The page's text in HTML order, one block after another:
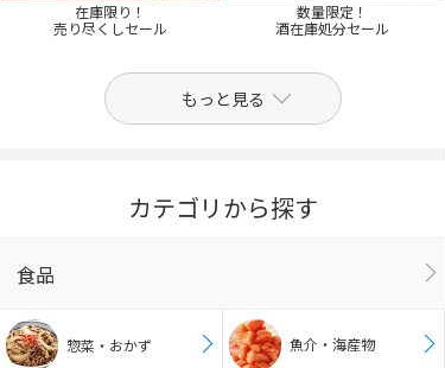
在庫限り！
売り尽くしセール
数量限定！
酒在庫処分セール
もっと見る
カテゴリから探す
食品
惣菜・おかず 魚介・海産物